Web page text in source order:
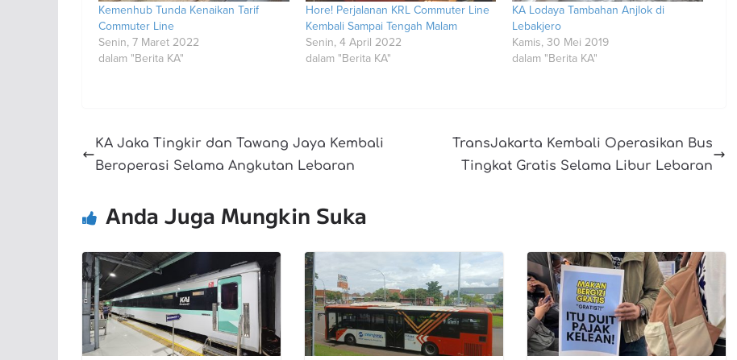
Kemenhub Tunda Kenaikan Tarif
Commuter Line
Senin, 7 Maret 2022
dalam "Berita KA"
Hore! Perjalanan KRL Commuter Line
Kembali Sampai Tengah Malam
Senin, 4 April 2022
dalam "Berita KA"
KA Lodaya Tambahan Anjlok di
Lebakjero
Kamis, 30 Mei 2019
dalam "Berita KA"
KA Jaka Tingkir dan Tawang Jaya Kembali
Beroperasi Selama Angkutan Lebaran
TransJakarta Kembali Operasikan Bus
Tingkat Gratis Selama Libur Lebaran
Anda Juga Mungkin Suka